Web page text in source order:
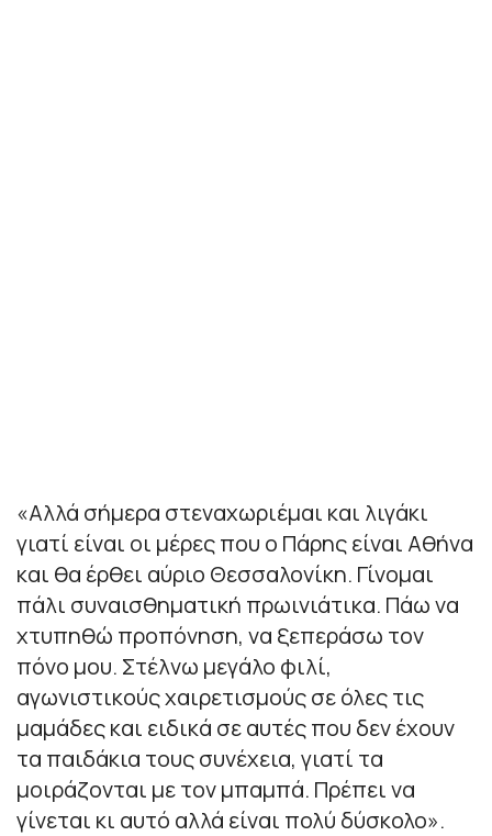
«Αλλά σήμερα στεναχωριέμαι και λιγάκι
γιατί είναι οι μέρες που ο Πάρης είναι Αθήνα
και θα έρθει αύριο Θεσσαλονίκη. Γίνομαι
πάλι συναισθηματική πρωινιάτικα. Πάω να
χτυπηθώ προπόνηση, να ξεπεράσω τον
πόνο μου. Στέλνω μεγάλο φιλί,
αγωνιστικούς χαιρετισμούς σε όλες τις
μαμάδες και ειδικά σε αυτές που δεν έχουν
τα παιδάκια τους συνέχεια, γιατί τα
μοιράζονται με τον μπαμπά. Πρέπει να
γίνεται κι αυτό αλλά είναι πολύ δύσκολο».